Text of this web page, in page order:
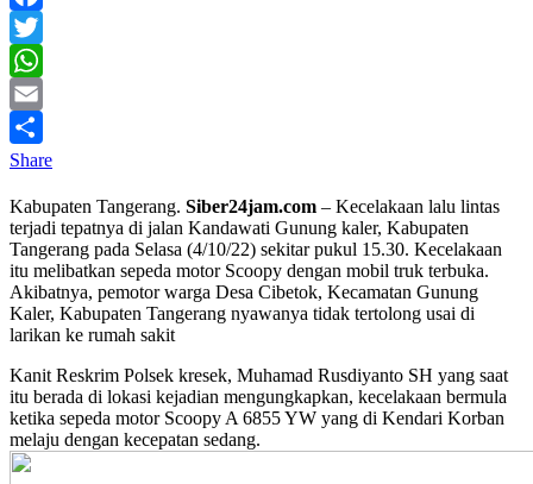
Facebook
Twitter
WhatsApp
Email
Share
Kabupaten Tangerang. Siber24jam.com – Kecelakaan lalu lintas
terjadi tepatnya di jalan Kandawati Gunung kaler, Kabupaten
Tangerang pada Selasa (4/10/22) sekitar pukul 15.30. Kecelakaan
itu melibatkan sepeda motor Scoopy dengan mobil truk terbuka.
Akibatnya, pemotor warga Desa Cibetok, Kecamatan Gunung
Kaler, Kabupaten Tangerang nyawanya tidak tertolong usai di
larikan ke rumah sakit
Kanit Reskrim Polsek kresek, Muhamad Rusdiyanto SH yang saat
itu berada di lokasi kejadian mengungkapkan, kecelakaan bermula
ketika sepeda motor Scoopy A 6855 YW yang di Kendari Korban
melaju dengan kecepatan sedang.